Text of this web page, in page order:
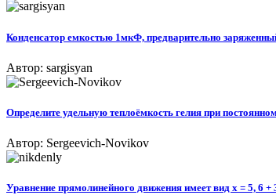
Конденсатор емкостью 1мкФ, предварительно
Автор: sargisyan
Определите удельную теплоёмкость гелия при
Автор: Sergeevich-Novikov
Уравнение прямолинейного движения имеет вид x = 5, 6